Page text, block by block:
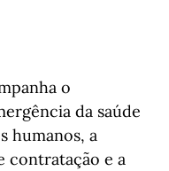
o
da saúde
humanos, a
contratação e a